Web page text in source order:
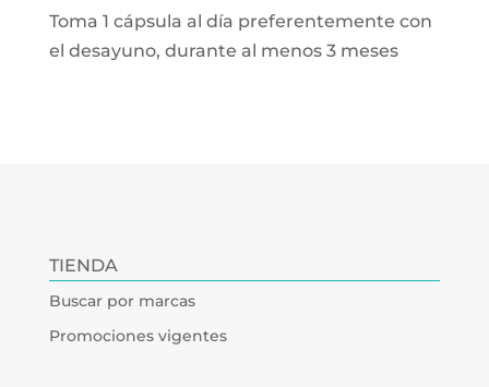
Toma 1 cápsula al día preferentemente con
el desayuno, durante al menos 3 meses
TIENDA
Buscar por marcas
Promociones vigentes